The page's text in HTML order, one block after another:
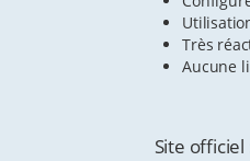
Très
Aucune
Site